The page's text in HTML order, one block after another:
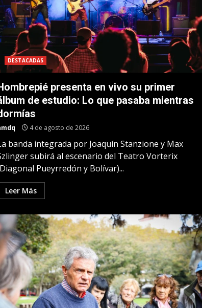
DESTACADAS
presenta en vivo su primer
de estudio: Lo que pasaba mientras
4 de agosto de 2026
banda integrada por Joaquín Stanzione y Max
subirá al escenario del Teatro Vorterix
Pueyrredón y Bolívar)...
Leer Más